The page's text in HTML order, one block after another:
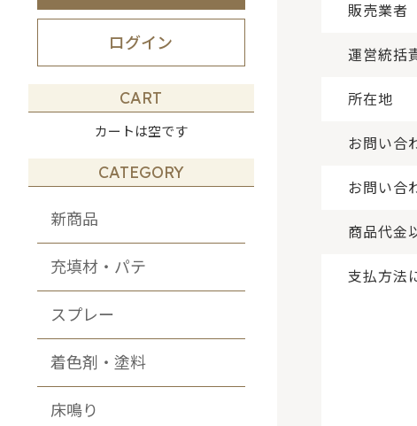
養生
メンテナンス商品
販売業者
運営統括
所在地
お問い合
お問い合
商品代金
支払方法
ログイン
CART
カートは空です
CATEGORY
新商品
充填材・パテ
スプレー
着色剤・塗料
床鳴り